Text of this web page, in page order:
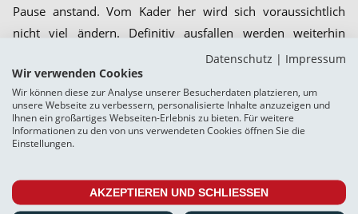
Pause anstand. Vom Kader her wird sich voraussichtlich
nicht viel ändern. Definitiv ausfallen werden weiterhin
Torben Marten, Bjarne Schleemann und Ilidio Pastor Santos.
Hier ist noch immer Geduld gefragt; alle drei sind – mit
unterschiedlichem Stand – im Wiederaufbau nach
Verletzungen. Diese Aussage trifft grundsätzlich auch auf
Pelle Hoppe und Marten Schmidt zu. Beide waren zuletzt
Kader durchaus möglich und realistisch erscheint. Gesperrt
ist kein Flensburger Spieler.
Datenschutz | Impressum
Wir verwenden Cookies
Wir können diese zur Analyse unserer Besucherdaten platzieren, um
unsere Webseite zu verbessern, personalisierte Inhalte anzuzeigen und
Ihnen ein großartiges Webseiten-Erlebnis zu bieten. Für weitere
Informationen zu den von uns verwendeten Cookies öffnen Sie die
Einstellungen.
AKZEPTIEREN UND SCHLIESSEN